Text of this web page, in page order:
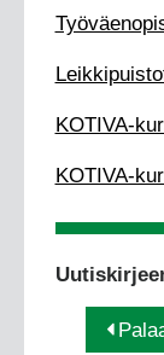
KOTIVA-
KOTIVA-